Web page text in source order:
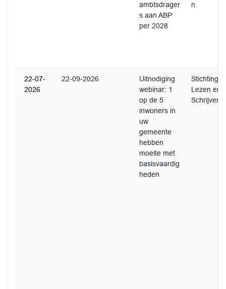
ambtsdrager
s aan ABP
per 2028
n
22-07-
2026
22-09-2026
Uitnodiging
webinar: 1
op de 5
inwoners in
uw
gemeente
hebben
moeite met
basisvaardig
heden
Stichting
Lezen en
Schrijven